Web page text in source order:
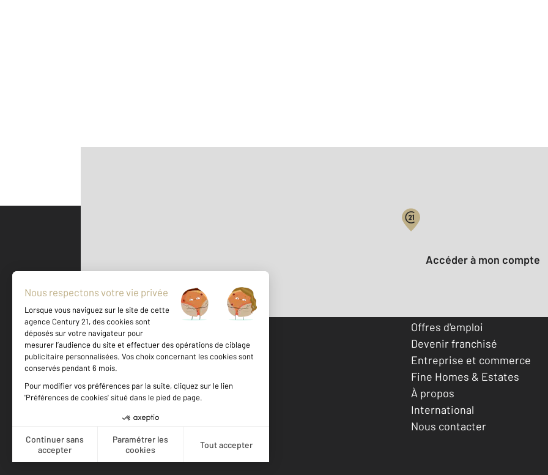
500 m ©Mappy
Votre compte :
Accéder à mon compte
Votre agence est notée
Achat
10
Location
Offres d'emploi
Devenir franchisé
Entreprise et commerce
Fine Homes & Estates
À propos
International
Nous contacter